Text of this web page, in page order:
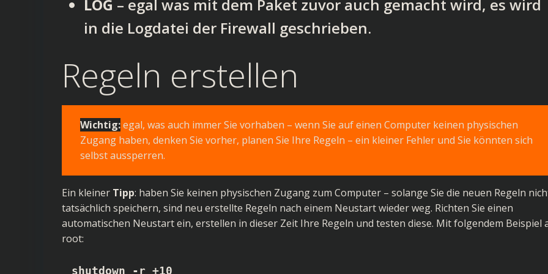
LOG – egal was mit dem Paket zuvor auch gemacht wird, es wird
in die Logdatei der Firewall geschrieben.
Regeln erstellen
Wichtig:egal, was auch immer Sie vorhaben – wenn Sie auf einen Computer keinen physischen
Zugang haben, denken Sie vorher, planen Sie Ihre Regeln – ein kleiner Fehler und Sie könnten sich
selbst aussperren.
Ein kleiner Tipp: haben Sie keinen physischen Zugang zum Computer – solange Sie die neuen Regeln
tatsächlich speichern, sind neu erstellte Regeln nach einem Neustart wieder weg. Richten Sie einen
automatischen Neustart ein, erstellen in dieser Zeit Ihre Regeln und testen diese. Mit folgendem Beispiel
root:
shutdown -r +10